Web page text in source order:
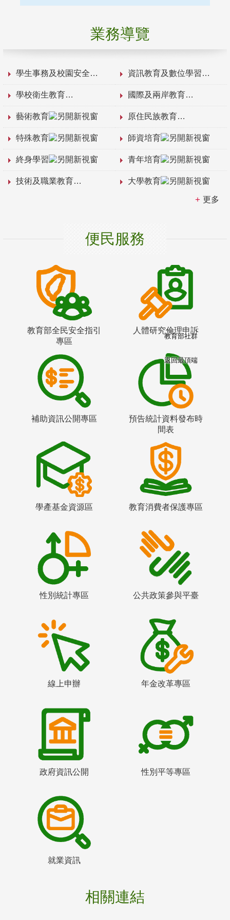
業務導覽
學生事務及校園安全 資訊教育及數位學習
學校衛生教育 國際及兩岸教育
藝術教育 原住民族教育
特殊教育 師資培育
終身學習 青年培育
技術及職業教育 大學教育
更多
便民服務
教育部全民安全指引
專區
人體研究倫理申訴
補助資訊公開專區
預告統計資料發布時
間表
學產基金資源區 教育消費者保護專區
性別統計專區 公共政策參與平臺
線上申辦 年金改革專區
政府資訊公開 性別平等專區
就業資訊
相關連結
教育部社群
返回最頂端